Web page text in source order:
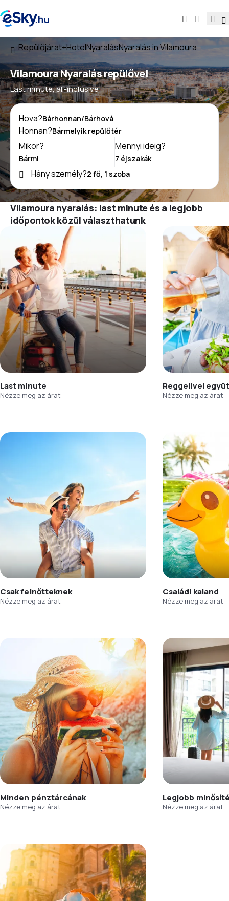
Repülőjárat+HotelNyaralásNyaralás in Vilamoura
Vilamoura Nyaralás repülővel
Last minute, all-inclusive
Hova?
Honnan?
Mikor?
Mennyi ideig?
Hány személy?
Vilamoura nyaralás: last minute és a legjobb
időpontok közül választhatunk
Last minute
Nézze meg az árat
Reggelivel
Nézze meg az árat
Csak felnőtteknek
Nézze meg az árat
Családi kaland
Nézze meg az árat
Minden pénztárcának
Nézze meg az árat
Legjobb
Nézze meg az árat